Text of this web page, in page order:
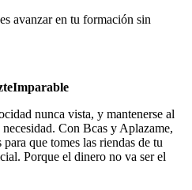
avanzar en tu formación sin
nunca vista, y mantenerse al
Con Bcas y Aplazame,
que tomes las riendas de tu
Porque el dinero no va ser el